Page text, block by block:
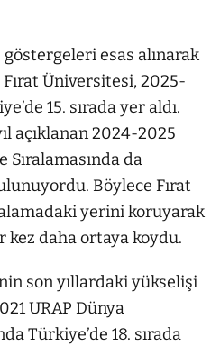
esas alınarak
Üniversitesi, 2025-
15. sırada yer aldı.
açıklanan 2024-2025
Sıralamasında da
Böylece Fırat
yerini koruyarak
kez daha ortaya koydu.
son yıllardaki yükselişi
URAP Dünya
Türkiye’de 18. sırada